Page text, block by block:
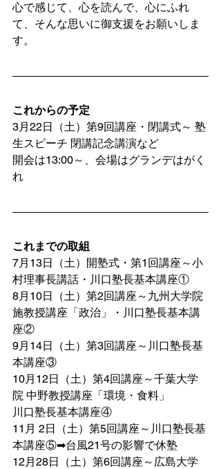
心で感じて、心を読んで、心にふれ
て、そんな思いに御支援をお願いしま
す。
これからの予定
3月22日（土）第9回講座・閉講式～ 塾
生スピーチ 閉講記念講演など
開会は13:00～、会場はグランデはがく
れ
これまでの取組
7月13日（土）開塾式・第1回講座～小
村理事長講話・川口塾長基本講座①
8月10日（土）第2回講座～九州大学院
施教授講座「政治」・川口塾長基本講
座②
9月14日（土）第3回講座～川口塾長基
本講座③
10月12日（土）第4回講座～千葉大学
院 中野教授講座「環境・食料」
川口塾長基本講座④
11月 2日（土）第5回講座～川口塾長基
本講座⑤➡台風21号の影響で休塾
12月28日（土）第6回講座～広島大学